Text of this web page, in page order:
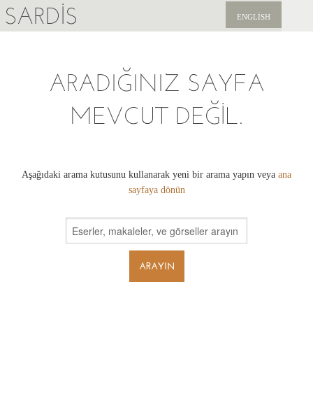
SARDIS ENGLISH
ARADIĞINIZ SAYFA
MEVCUT DEĞIL.
Aşağıdaki arama kutusunu kullanarak yeni bir arama yapın veya ana
sayfaya dönün